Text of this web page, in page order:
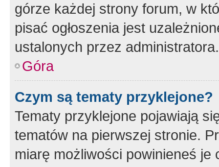
górze każdej strony forum, w
pisać ogłoszenia jest
ustalonych przez administratora.
Góra
Czym są tematy przyklejone?
Tematy przyklejone pojawiają
tematów na pierwszej stronie.
miarę możliwości powinieneś je